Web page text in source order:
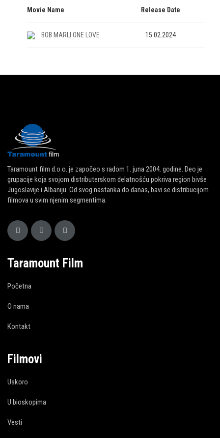
Movie Name Release Date
BOB MARLI ONE LOVE 15.02.2024
Taramount film d.o.o. je započeo s radom 1. juna 2004. godine. Deo je
grupacije koja svojom distributerskom delatnošću pokriva region bivše
Jugoslavije i Albaniju. Od svog nastanka do danas, bavi se distribucijom
filmova u svim njenim segmentima.
Taramount Film
Početna
O nama
Kontakt
Filmovi
Uskoro
U bioskopima
Vesti